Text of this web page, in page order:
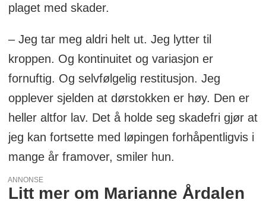
plaget med skader.
– Jeg tar meg aldri helt ut. Jeg lytter til
kroppen. Og kontinuitet og variasjon er
fornuftig. Og selvfølgelig restitusjon. Jeg
opplever sjelden at dørstokken er høy. Den er
heller altfor lav. Det å holde seg skadefri gjør at
jeg kan fortsette med løpingen forhåpentligvis i
mange år framover, smiler hun.
ANNONSE
Litt mer om Marianne Årdalen